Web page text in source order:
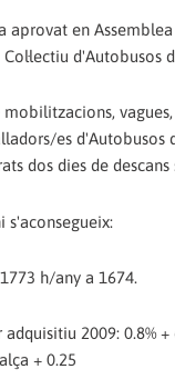
aprovat en
d'Autobusos
es d'Autobusos
dos dies de descans
s'aconsegueix:
h/any a 1674.
2009: 0.8% +
+ 0.25